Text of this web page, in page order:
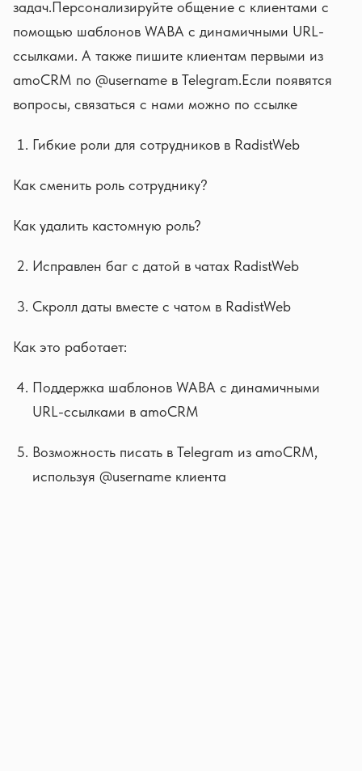
задач.Персонализируйте общение c клиентами с
помощью шаблонов WABA c динамичными URL-
ссылками. А также пишите клиентам первыми из
amoCRM по @username в Telegram.Если появятся
вопросы, связаться с нами можно по ссылке
Гибкие роли для сотрудников в RadistWeb
Как сменить роль сотруднику?
Как удалить кастомную роль?
Исправлен баг с датой в чатах RadistWeb
Скролл даты вместе с чатом в RadistWeb
Как это работает:
Поддержка шаблонов WABA с динамичными
URL-ссылками в amoCRM
Возможность писать в Telegram из amoCRM,
используя @username клиента